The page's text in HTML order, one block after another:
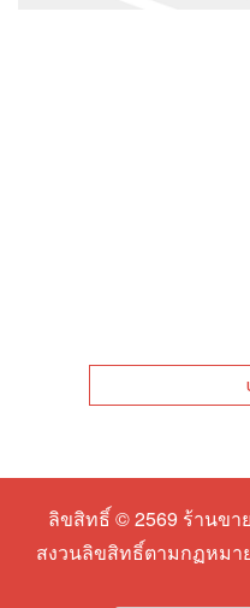
ลิขสิทธิ์ © 2569 ร้านขา
สงวนลิขสิทธิ์ตามกฏหมา